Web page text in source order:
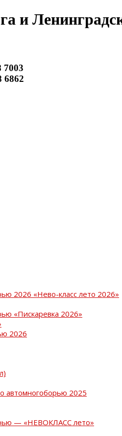
и
7003
6862
2026 «Нево-класс лето 2026»
«Пискаревка 2026»
2026
автомногоборью 2025
— «НЕВОКЛАСС лето»